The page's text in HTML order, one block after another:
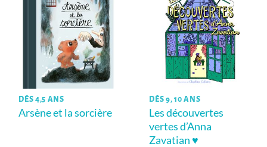
DÈS 4,5 ANS
Arsène et la sorcière
DÈS 9, 10 ANS
Les découvertes
vertes d’Anna
Zavatian ♥